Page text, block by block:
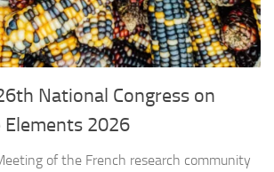
National Congress on
2026
of the French research community